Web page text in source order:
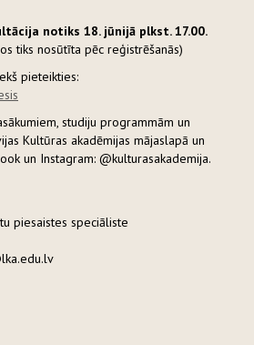
notiks 18. jūnijā plkst. 17.00.
tiks nosūtīta pēc reģistrēšanās)
pieteikties:
studiju programmām un
Kultūras akadēmijas mājaslapā un
un Instagram: @kulturasakademija.
piesaistes speciāliste